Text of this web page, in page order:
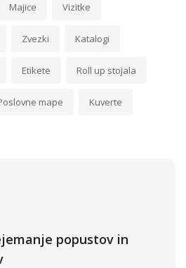
Majice Vizitke
Zvezki Katalogi
Etikete Roll up stojala
mape Kuverte
popustov in